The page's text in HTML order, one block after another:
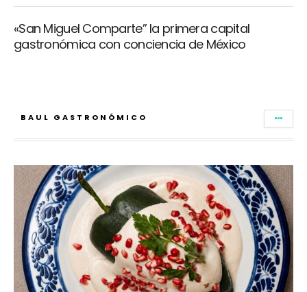
«San Miguel Comparte” la primera capital
gastronómica con conciencia de México
BAUL GASTRONÓMICO